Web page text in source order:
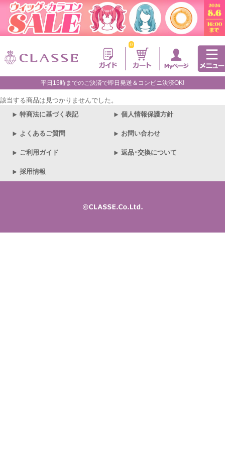
0
平日15時までのご決済で即日発送＆コンビニ決済OK!
該当する商品は見つかりませんでした。
特商法に基づく表記
個人情報保護方針
よくあるご質問 お問い合わせ
ご利用ガイド 返品･交換について
採用情報